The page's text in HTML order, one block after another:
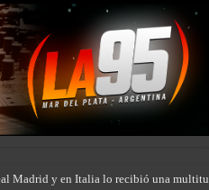
Madrid y en Italia lo recibió una